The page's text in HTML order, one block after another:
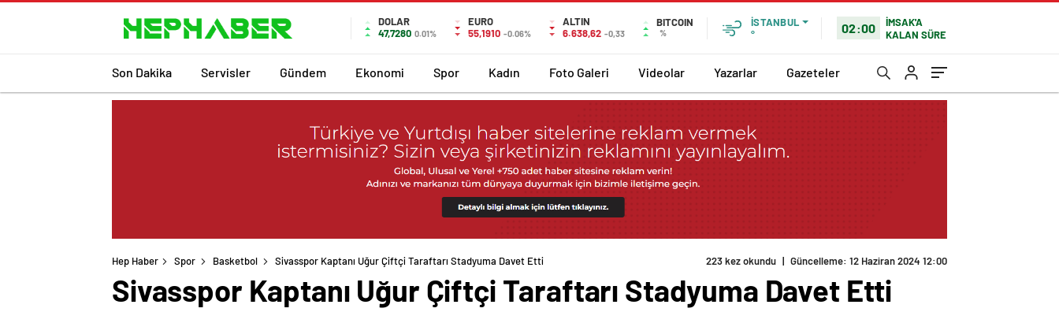
DOLAR
47,7280 0.01%
EURO
55,1910 -0.06%
ALTIN
6.638,62 -0,33
BITCOIN
%
İSTANBUL
°
02:00
İMSAK'A
KALAN SÜRE
Son Dakika Servisler Gündem Ekonomi Spor Kadın Foto Galeri Videolar Yazarlar Gazeteler
Hep Haber Spor Basketbol Sivasspor Kaptanı Uğur Çiftçi Taraftarı Stadyuma Davet Etti
Sivasspor Kaptanı Uğur Çiftçi Taraftarı Stadyuma Davet Etti